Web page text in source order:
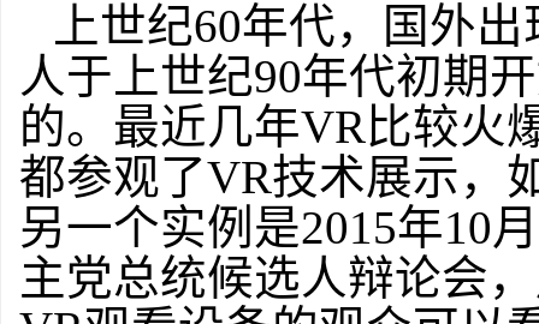
上世纪60年代，国外
人于上世纪90年代初期
的。最近几年VR比较火
都参观了VR技术展示，
另一个实例是2015年10
主党总统候选人辩论会